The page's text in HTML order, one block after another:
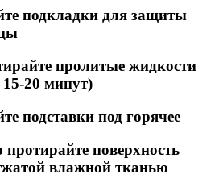
подкладки для защиты
пролитые жидкости
15-20 минут)
подставки под горячее
протирайте поверхность
влажной тканью